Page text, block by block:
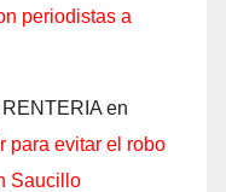
periodistas a
en
para evitar el robo
Saucillo